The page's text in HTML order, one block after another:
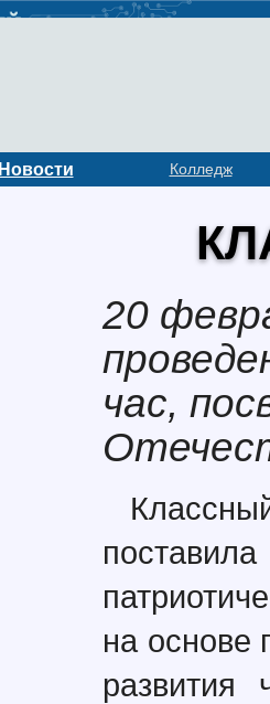
Новости Колледж
20
час,
на основе
развития